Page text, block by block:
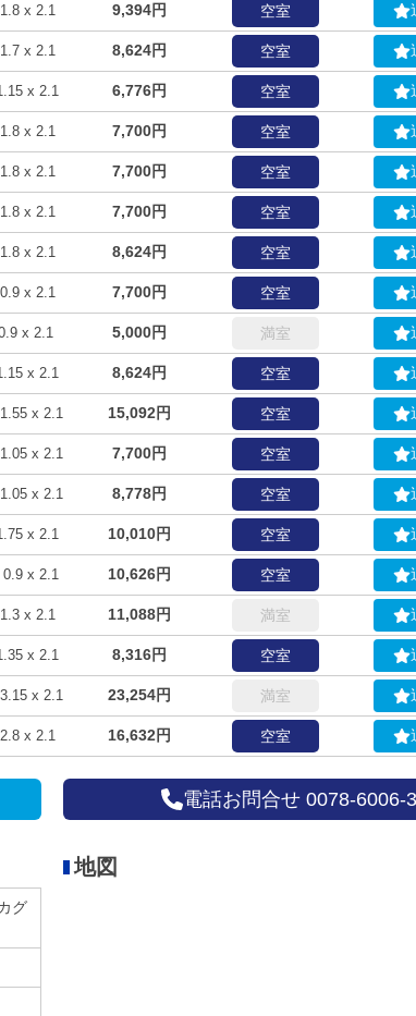
x 2.1 9,394円 空室
x 2.1 8,624円 空室
x 2.1 6,776円 空室
x 2.1 7,700円 空室
x 2.1 7,700円 空室
x 2.1 7,700円 空室
x 2.1 8,624円 空室
x 2.1 7,700円 空室
x 2.1 5,000円 満室
x 2.1 8,624円 空室
x 2.1 15,092円 空室
x 2.1 7,700円 空室
x 2.1 8,778円 空室
x 2.1 10,010円 空室
x 2.1 10,626円 空室
x 2.1 11,088円 満室
x 2.1 8,316円 空室
x 2.1 23,254円 満室
x 2.1 16,632円 空室
電話お問合せ 0078-6006-
グ
地図